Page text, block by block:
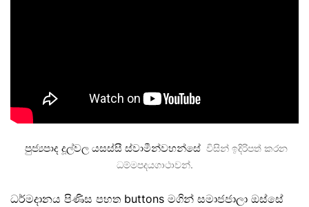
පුජ්‍යපාද දූල්වල යසස්සී ස්වාමීන්වහන්සේ විසින් ඉදිරිපත් කරන
ධම්මපදයගාථාවන්.
ධර්මදානය පිණිස පහත buttons මගින් සමාජජාලා ඔස්සේ